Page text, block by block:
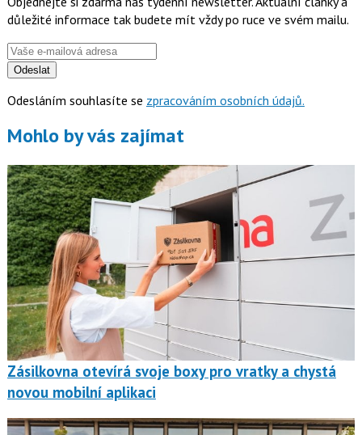
důležité informace tak budete mít vždy po ruce ve svém mailu.
Odeslat
Odesláním souhlasíte se zpracováním osobních údajů.
Mohlo by vás zajímat
Zásilkovna otevírá svoje boxy pro vratky a chystá
novou mobilní aplikaci